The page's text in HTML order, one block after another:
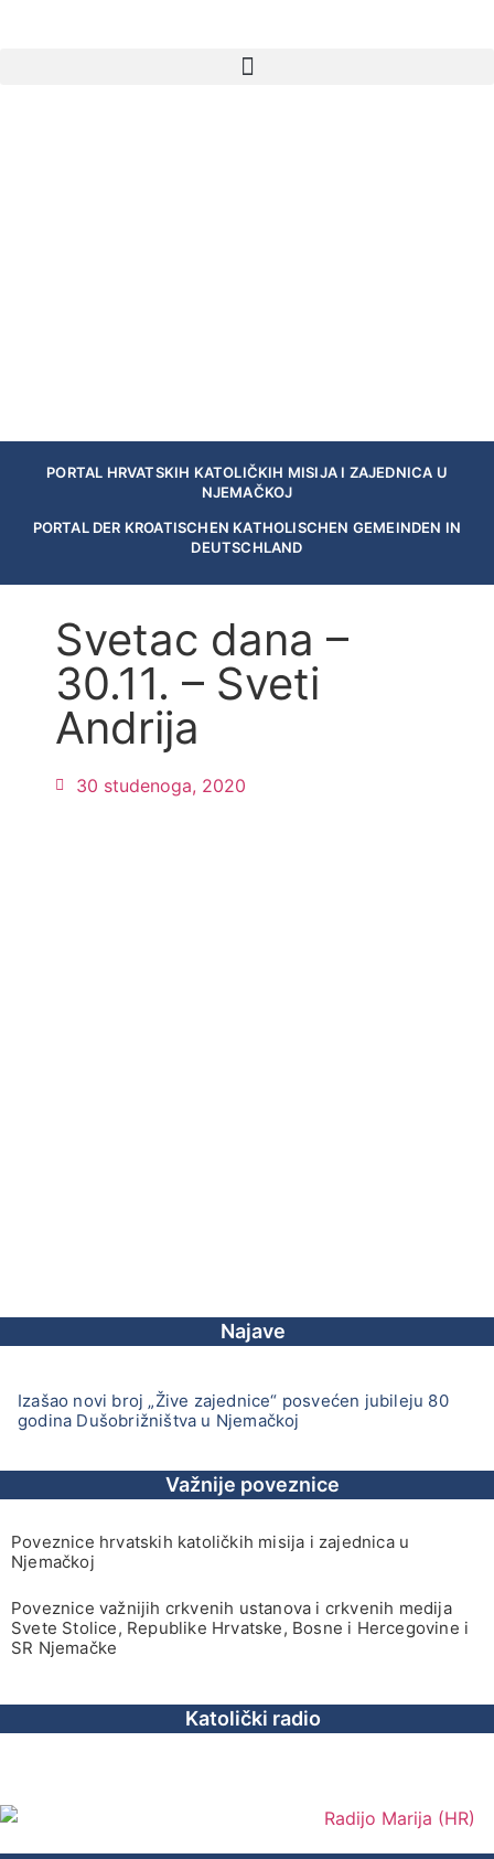
PORTAL HRVATSKIH KATOLIČKIH MISIJA I ZAJEDNICA U
NJEMAČKOJ
PORTAL DER KROATISCHEN KATHOLISCHEN GEMEINDEN IN
DEUTSCHLAND
Svetac dana –
30.11. – Sveti
Andrija
30 studenoga, 2020
Najave
Izašao novi broj „Žive zajednice“ posvećen jubileju 80
godina Dušobrižništva u Njemačkoj
Važnije poveznice
Poveznice hrvatskih katoličkih misija i zajednica u
Njemačkoj
Poveznice važnijih crkvenih ustanova i crkvenih medija
Svete Stolice, Republike Hrvatske, Bosne i Hercegovine i
SR Njemačke
Katolički radio